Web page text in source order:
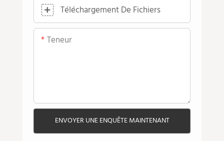
Téléchargement De Fichiers
Teneur
ENVOYER UNE ENQUÊTE MAINTENANT